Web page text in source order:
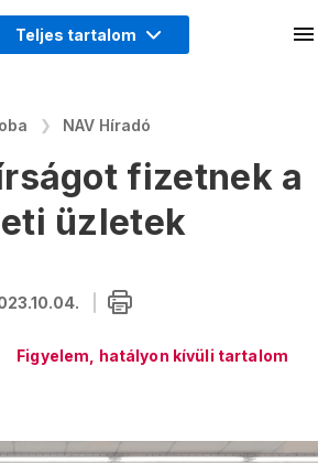
Teljes tartalom
NAV Híradó
fizetnek a
üzletek
Figyelem, hatályon kívüli tartalom